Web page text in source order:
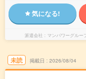
気になる!
派遣会社 マンパワーグル
未読 掲載日 2026/08/04